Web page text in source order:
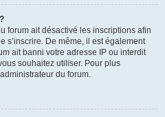
forum ait désactivé les inscriptions afin
s’inscrire. De même, il est également
ait banni votre adresse IP ou interdit
souhaitez utiliser. Pour plus
du forum.